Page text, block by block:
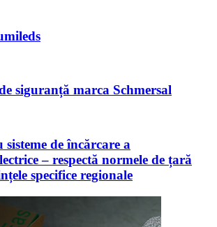
siguranță marca Schmersal
de încărcare a
– respectă normele de țară
specifice regionale